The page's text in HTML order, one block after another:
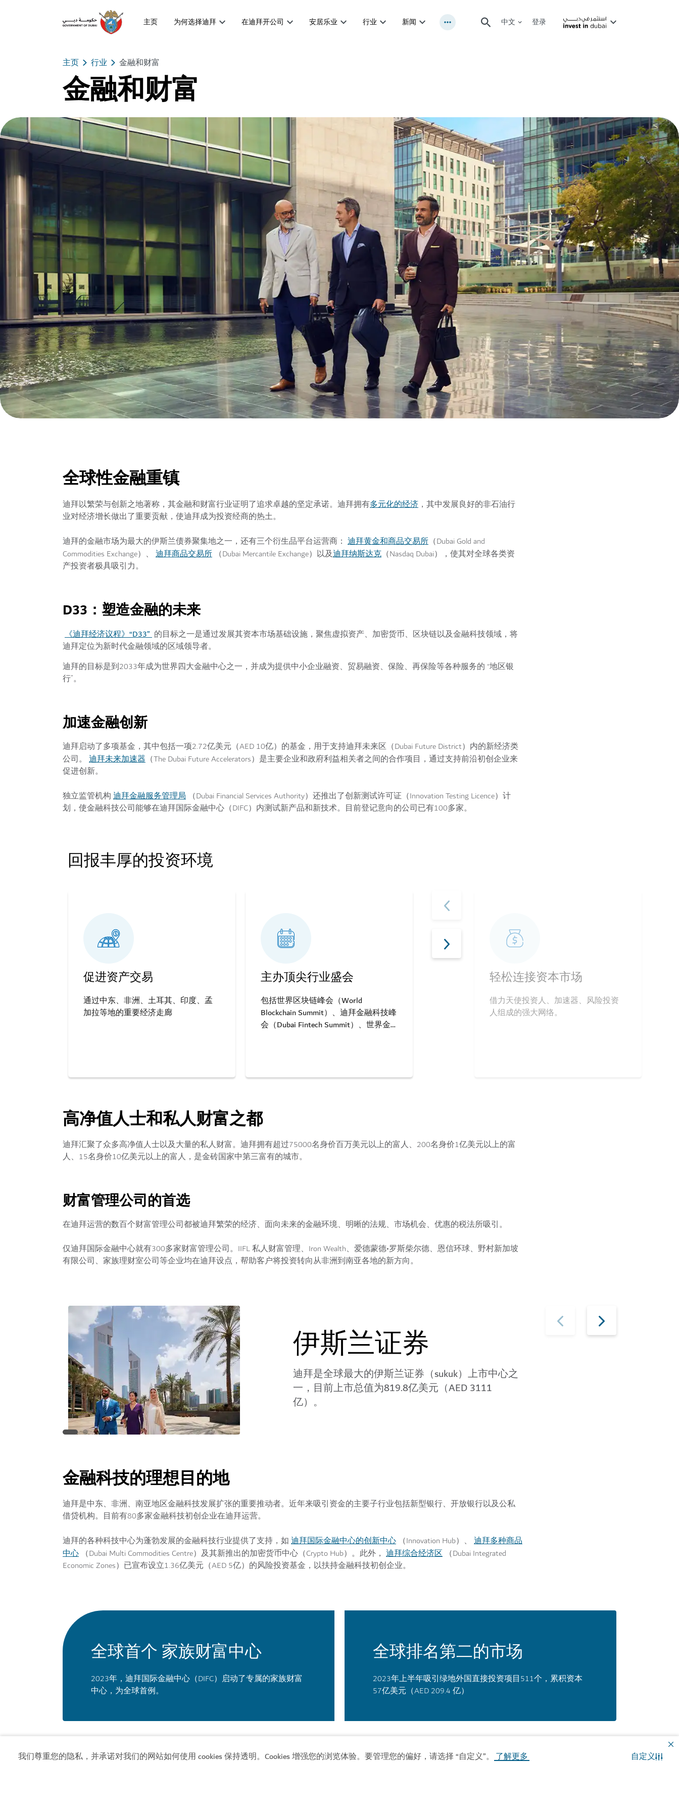
我们尊重您的隐私，并承诺对我们的网站如何使用 cookies 保持透明。Cookies 增强您的浏览体验。要管理您的偏好，请选择 “自定义”。 了解更多 自定义
主页 为何选择迪拜 在迪拜开公司 安居乐业 行业 新闻 中文 登录
主页 行业 金融和财富
金融和财富
全球性金融重镇
迪拜以繁荣与创新之地著称，其金融和财富行业证明了追求卓越的坚定承诺。迪拜拥有多元化的经济 ，其中发展良好的非石油行
业对经济增长做出了重要贡献，使迪拜成为投资经商的热土。
迪拜的金融市场为最大的伊斯兰债券聚集地之一，还有三个衍生品平台运营商： 迪拜黄金和商品交易所 （Dubai Gold and
Commodities Exchange）、 迪拜商品交易所 （Dubai Mercantile Exchange）以及迪拜纳斯达克 （Nasdaq Dubai），使其对全球各类资
产投资者极具吸引力。
D33：塑造金融的未来
《迪拜经济议程》“D33” 的目标之一是通过发展其资本市场基础设施，聚焦虚拟资产、加密货币、区块链以及金融科技领域，将
迪拜定位为新时代金融领域的区域领导者。
迪拜的目标是到2033年成为世界四大金融中心之一，并成为提供中小企业融资、贸易融资、保险、再保险等各种服务的 “地区银
行”。
加速金融创新
迪拜启动了多项基金，其中包括一项2.72亿美元（AED 10亿）的基金，用于支持迪拜未来区（Dubai Future District）内的新经济类
公司。 迪拜未来加速器 （The Dubai Future Accelerators）是主要企业和政府利益相关者之间的合作项目，通过支持前沿初创企业来
促进创新。
独立监管机构 迪拜金融服务管理局 （Dubai Financial Services Authority）还推出了创新测试许可证（Innovation Testing Licence）计
划，使金融科技公司能够在迪拜国际金融中心（DIFC）内测试新产品和新技术。目前登记意向的公司已有100多家。
回报丰厚的投资环境
促进资产交易
通过中东、非洲、土耳其、印度、孟
加拉等地的重要经济走廊
主办顶尖行业盛会
包括世界区块链峰会（World
Blockchain Summit）、迪拜金融科技峰
会（Dubai Fintech Summit）、世界金
轻松连接资本市场
借力天使投资人、加速器、风险投资
人组成的强大网络。
轻松连接资本市场
借力天使投资人、加速器、风险投资
人组成的强大网络。
高净值人士和私人财富之都
迪拜汇聚了众多高净值人士以及大量的私人财富。迪拜拥有超过75000名身价百万美元以上的富人、200名身价1亿美元以上的富
人、15名身价10亿美元以上的富人，是金砖国家中第三富有的城市。
财富管理公司的首选
在迪拜运营的数百个财富管理公司都被迪拜繁荣的经济、面向未来的金融环境、明晰的法规、市场机会、优惠的税法所吸引。
仅迪拜国际金融中心就有300多家财富管理公司。IIFL 私人财富管理、Iron Wealth、爱德蒙德•罗斯柴尔德、恩信环球、野村新加坡
有限公司、家族理财室公司等企业均在迪拜设点，帮助客户将投资转向从非洲到南亚各地的新方向。
伊斯兰证券
迪拜是全球最大的伊斯兰证券（sukuk）上市中心之
一，目前上市总值为819.8亿美元（AED 3111
亿）。
金融科技的理想目的地
迪拜是中东、非洲、南亚地区金融科技发展扩张的重要推动者。近年来吸引资金的主要子行业包括新型银行、开放银行以及公私
借贷机构。目前有80多家金融科技初创企业在迪拜运营。
迪拜的各种科技中心为蓬勃发展的金融科技行业提供了支持，如 迪拜国际金融中心的创新中心 （Innovation Hub）、 迪拜多种商品
中心 （Dubai Multi Commodities Centre）及其新推出的加密货币中心（Crypto Hub）。此外， 迪拜综合经济区 （Dubai Integrated
Economic Zones）已宣布设立1.36亿美元（AED 5亿）的风险投资基金，以扶持金融科技初创企业。
全球首个 家族财富中心
2023年，迪拜国际金融中心（DIFC）启动了专属的家族财富
中心，为全球首例。
全球排名第二的市场
2023年上半年吸引绿地外国直接投资项目511个，累积资本
57亿美元（AED 209.4 亿）
率先实施虚拟资产监管